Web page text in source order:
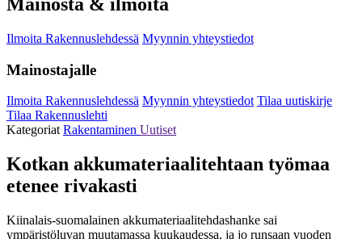
Ilmoita Rakennuslehdessä Myynnin yhteystiedot
Mainostajalle
Ilmoita Rakennuslehdessä Myynnin yhteystiedot Tilaa uutiskirje
Tilaa Rakennuslehti
KategoriatRakentaminen Uutiset
Kotkan akkumateriaalitehtaan työmaa
etenee rivakasti
Kiinalais-suomalainen akkumateriaalitehdashanke sai
ympäristöluvan muutamassa kuukaudessa, ja jo runsaan vuoden